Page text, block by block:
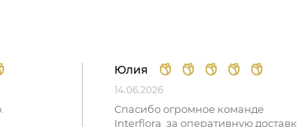
Юлия
14.06.2026
Спасибо огромное команде
Interflora за оперативную